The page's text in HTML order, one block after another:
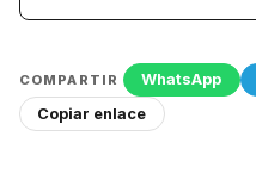
COMPARTIR WhatsApp
Copiar enlace